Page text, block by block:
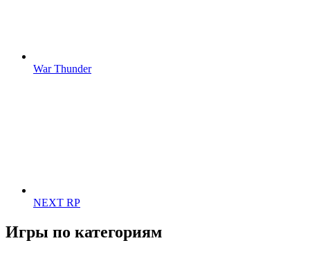
War Thunder
NEXT RP
Игры по категориям